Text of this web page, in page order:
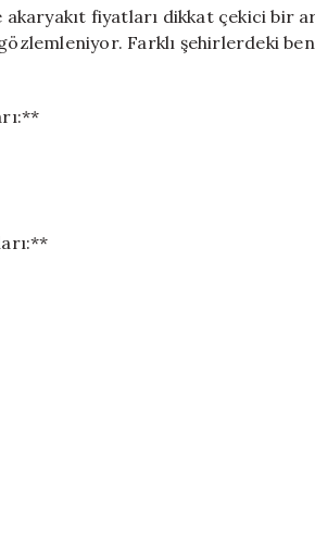
fiyatları dikkat çekici bir
Farklı şehirlerdeki